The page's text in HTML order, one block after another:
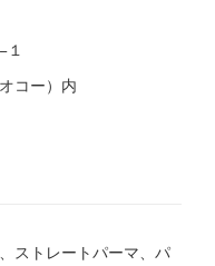
コー）内
ストレートパーマ、パ